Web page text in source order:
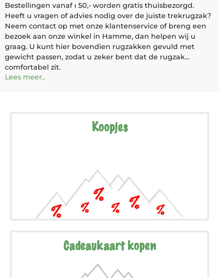
Bestellingen vanaf ı 50,- worden gratis thuisbezorgd.
Heeft u vragen of advies nodig over de juiste trekrugzak?
Neem contact op met onze klantenservice of breng een
bezoek aan onze winkel in Hamme, dan helpen wij u
graag. U kunt hier bovendien rugzakken gevuld met
gewicht passen, zodat u zeker bent dat de rugzak
comfortabel zit.
Lees meer..
Koopjes
Cadeaukaart kopen